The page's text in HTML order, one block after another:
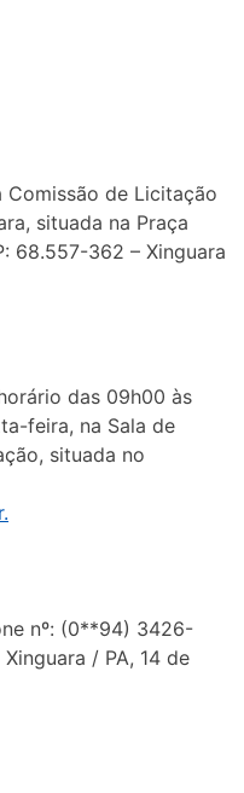
Comissão de Licitação
situada na Praça
68.557-362 – Xinguara
das 09h00 às
feira, na Sala de
situada no
nº: (0**94) 3426-
/ PA, 14 de